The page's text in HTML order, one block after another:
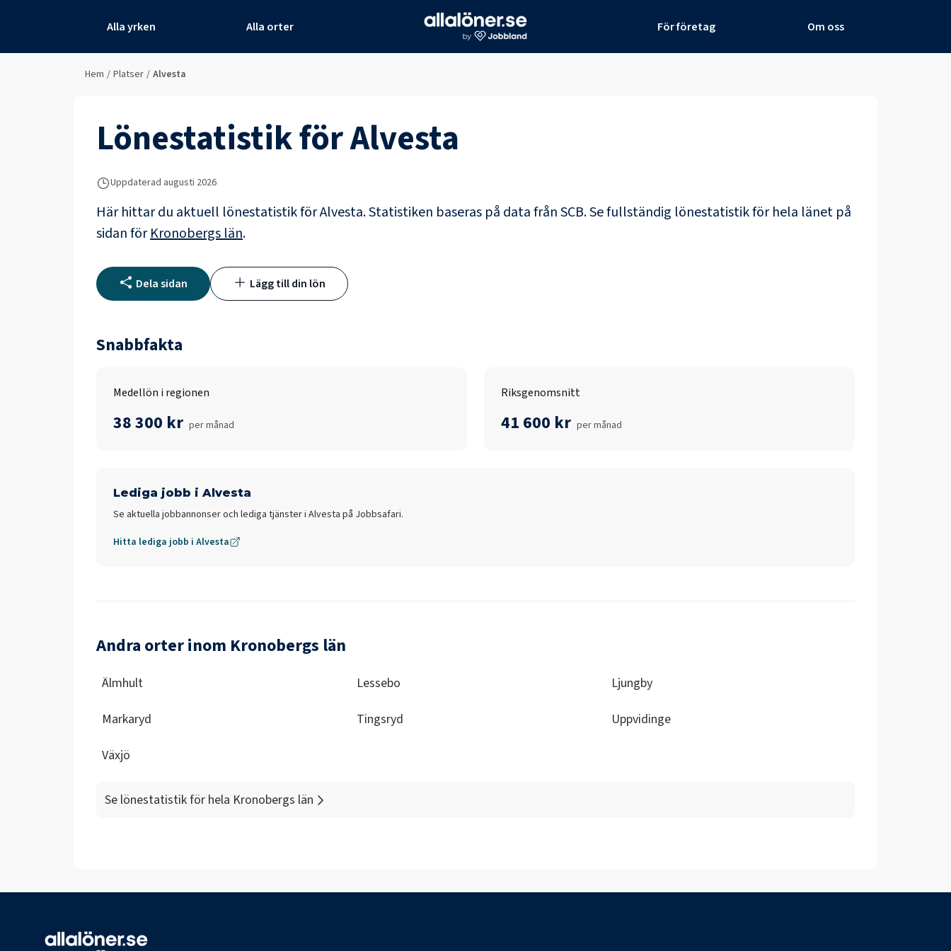
Alla yrken Alla orter För företag Om oss
Hem / Platser / Alvesta
Lönestatistik förAlvesta
Uppdaterad augusti 2026
Här hittar du aktuell lönestatistik för Alvesta. Statistiken baseras på data från SCB.Se fullständig lönestatistik för hela länet på
sidan förKronobergs län.
Dela sidan Lägg till din lön
Snabbfakta
Medellön i regionen
38 300 kr per månad
Riksgenomsnitt
41 600 kr per månad
Lediga jobb i Alvesta
Se aktuella jobbannonser och lediga tjänster i Alvesta på Jobbsafari.
Hitta lediga jobb i Alvesta
Andra orter inom Kronobergs län
Älmhult Lessebo Ljungby
Markaryd Tingsryd Uppvidinge
Växjö
Se lönestatistik för hela Kronobergs län